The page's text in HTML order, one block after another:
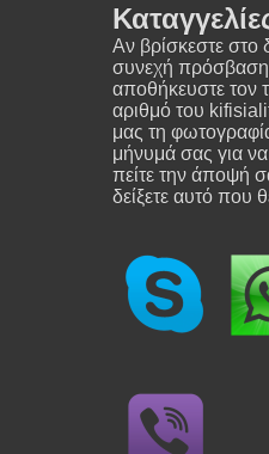
Αν βρίσκεστε στο
συνεχή πρόσβαση
αποθήκευστε τον
αριθμό του
μας τη
μήνυμά σας για να
πείτε την άποψή
δείξετε αυτό που